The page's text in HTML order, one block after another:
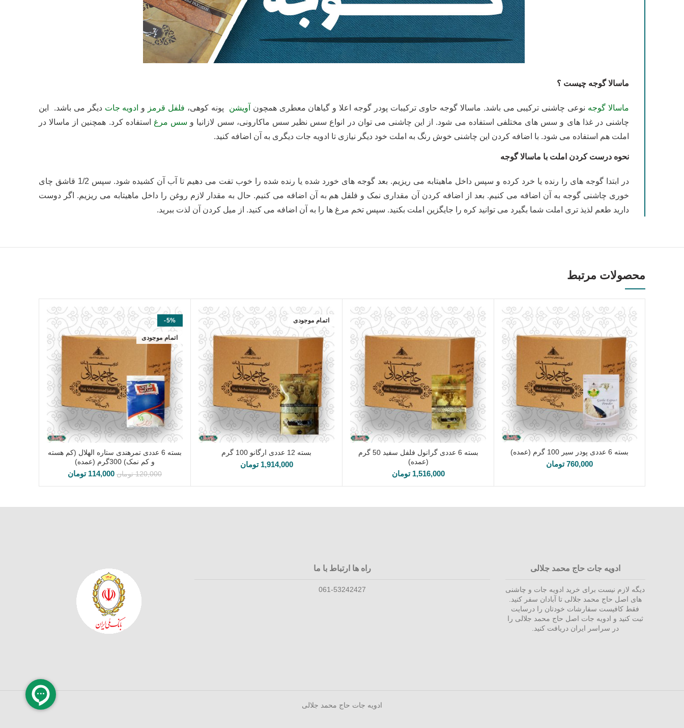
ماسالا گوجه چیست ؟
ماسالا گوجه نوعی چاشنی ترکیبی می باشد. ماسالا گوجه حاوی ترکیبات پودر گوجه اعلا و گیاهان معطری همچون آویشن پونه کوهی، فلفل قرمز و ادویه جات دیگر می باشد. این
چاشنی در غذا های و سس های مختلفی استفاده می شود. از این چاشنی می توان در انواع سس نظیر سس ماکارونی، سس لازانیا و سس مرغ استفاده کرد. همچنین از ماسالا در
املت هم استفاده می شود. با اضافه کردن این چاشنی خوش رنگ به املت خود دیگر نیازی تا ادویه جات دیگری به آن اضافه کنید.
نحوه درست کردن املت با ماسالا گوجه
در ابتدا گوجه های را رنده یا خرد کرده و سپس داخل ماهیتابه می ریزیم. بعد گوجه های خورد شده یا رنده شده را خوب تفت می دهیم تا آب آن کشیده شود. سپس 1/2 قاشق چای
خوری چاشنی گوجه به آن اضافه می کنیم. بعد از اضافه کردن آن مقداری نمک و فلفل هم به آن اضافه می کنیم. حال به مقدار لازم روغن را داخل ماهیتابه می ریزیم. اگر دوست
دارید طعم لذیذ تری املت شما بگیرد می توانید کره را جایگزین املت بکنید. سپس تخم مرغ ها را به آن اضافه می کنید. از میل کردن آن لذت ببرید.
محصولات مرتبط
افزودن به سبد خرید بسته 6 عددی پودر سیر 100 گرم (عمده)
760,000 تومان
افزودن به سبد خرید
بسته 6 عددی گرانول فلفل سفید 50 گرم
(عمده)
1,516,000 تومان
اتمام موجودی
اطلاعات بیشتر بسته 12 عددی ارگانو 100 گرم
1,914,000 تومان
-5%
اتمام موجودی
اطلاعات بیشتر
بسته 6 عددی تمرهندی ستاره الهلال (کم هسته
و کم نمک) 300گرم (عمده)
120,000 تومان 114,000 تومان
راه ها ارتباط با ما
061-53242427
ادویه جات حاج محمد جلالی
دیگه لازم نیست برای خرید ادویه جات و چاشنی
های اصل حاج محمد جلالی تا آبادان سفر کنید.
فقط کافیست سفارشات خودتان را درسایت
ثبت کنید و ادویه جات اصل حاج محمد جلالی را
در سراسر ایران دریافت کنید.
ادویه جات حاج محمد جلالی